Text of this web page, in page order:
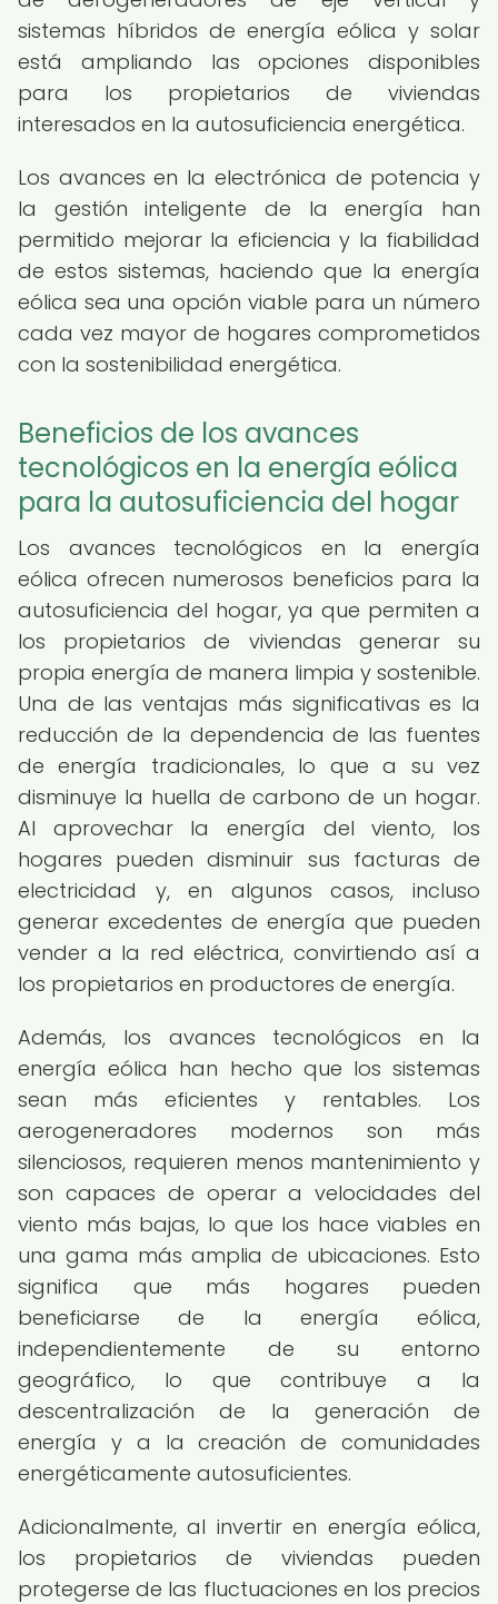
sistemas híbridos de energía eólica y solar
está ampliando las opciones disponibles
para los propietarios de viviendas
interesados en la autosuficiencia energética.
Los avances en la electrónica de potencia y
la gestión inteligente de la energía han
permitido mejorar la eficiencia y la fiabilidad
de estos sistemas, haciendo que la energía
eólica sea una opción viable para un número
cada vez mayor de hogares comprometidos
con la sostenibilidad energética.
Beneficios de los avances
tecnológicos en la energía eólica
para la autosuficiencia del hogar
Los avances tecnológicos en la energía
eólica ofrecen numerosos beneficios para la
autosuficiencia del hogar, ya que permiten a
los propietarios de viviendas generar su
propia energía de manera limpia y sostenible.
Una de las ventajas más significativas es la
reducción de la dependencia de las fuentes
de energía tradicionales, lo que a su vez
disminuye la huella de carbono de un hogar.
Al aprovechar la energía del viento, los
hogares pueden disminuir sus facturas de
electricidad y, en algunos casos, incluso
generar excedentes de energía que pueden
vender a la red eléctrica, convirtiendo así a
los propietarios en productores de energía.
Además, los avances tecnológicos en la
energía eólica han hecho que los sistemas
sean más eficientes y rentables. Los
aerogeneradores modernos son más
silenciosos, requieren menos mantenimiento y
son capaces de operar a velocidades del
viento más bajas, lo que los hace viables en
una gama más amplia de ubicaciones. Esto
significa que más hogares pueden
beneficiarse de la energía eólica,
independientemente de su entorno
geográfico, lo que contribuye a la
descentralización de la generación de
energía y a la creación de comunidades
energéticamente autosuficientes.
Adicionalmente, al invertir en energía eólica,
los propietarios de viviendas pueden
protegerse de las fluctuaciones en los precios